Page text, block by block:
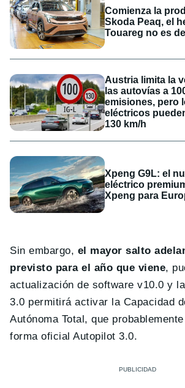
Comienza la
Skoda Peaq, el
Touareg no es
Austria limita la
las autovías a
emisiones, pero
eléctricos
130 km/h
Xpeng G9L: el
eléctrico
Xpeng para
Sin embargo, el mayor salto
previsto para el año que viene,
actualización de software v10.0 y
3.0 permitirá activar la Capacidad
Autónoma Total, que
forma oficial Autopilot 3.0.